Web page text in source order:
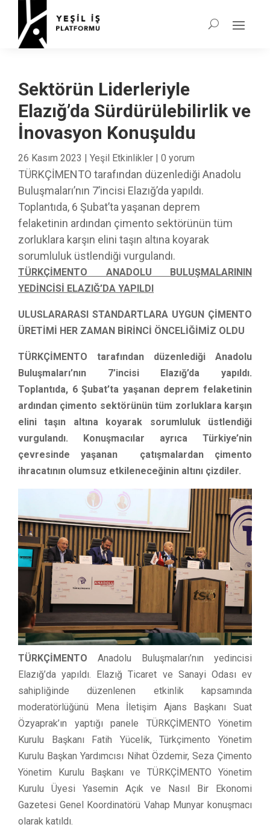
Sektörün Liderleriyle
Elazığ’da Sürdürülebilirlik ve
İnovasyon Konuşuldu
26 Kasım 2023 | Yeşil Etkinlikler | 0 yorum
TÜRKÇİMENTO tarafından düzenlediği Anadolu
Buluşmaları’nın 7’incisi Elazığ’da yapıldı.
Toplantıda, 6 Şubat’ta yaşanan deprem
felaketinin ardından çimento sektörünün tüm
zorluklara karşın elini taşın altına koyarak
sorumluluk üstlendiği vurgulandı.
TÜRKÇİMENTO ANADOLU BULUŞMALARININ
YEDİNCİSİ ELAZIĞ’DA YAPILDI
ULUSLARARASI STANDARTLARA UYGUN ÇİMENTO
ÜRETİMİ HER ZAMAN BİRİNCİ ÖNCELİĞİMİZ OLDU
TÜRKÇİMENTO tarafından düzenlediği Anadolu
Buluşmaları’nın 7’incisi Elazığ’da yapıldı.
Toplantıda, 6 Şubat’ta yaşanan deprem felaketinin
ardından çimento sektörünün tüm zorluklara karşın
elini taşın altına koyarak sorumluluk üstlendiği
vurgulandı. Konuşmacılar ayrıca Türkiye’nin
çevresinde yaşanan çatışmalardan çimento
ihracatının olumsuz etkileneceğinin altını çizdiler.
TÜRKÇİMENTO Anadolu Buluşmaları’nın yedincisi
Elazığ’da yapıldı. Elazığ Ticaret ve Sanayi Odası ev
sahipliğinde düzenlenen etkinlik kapsamında
moderatörlüğünü Mena İletişim Ajans Başkanı Suat
Özyaprak’ın yaptığı panele TÜRKÇİMENTO Yönetim
Kurulu Başkanı Fatih Yücelik, Türkçimento Yönetim
Kurulu Başkan Yardımcısı Nihat Özdemir, Seza Çimento
Yönetim Kurulu Başkanı ve TÜRKÇİMENTO Yönetim
Kurulu Üyesi Yasemin Açık ve Nasıl Bir Ekonomi
Gazetesi Genel Koordinatörü Vahap Munyar konuşmacı
olarak katıldı.